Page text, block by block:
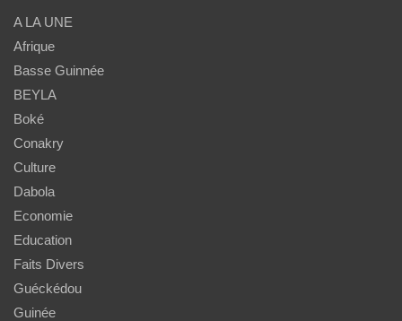
A LA UNE
Afrique
Basse Guinnée
BEYLA
Boké
Conakry
Culture
Dabola
Economie
Education
Faits Divers
Guéckédou
Guinée